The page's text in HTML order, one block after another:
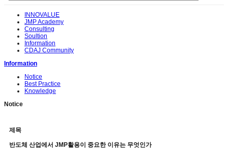
INNOVALUE
JMP Academy
Consulting
Soultion
Information
CDAJ Community
Information
Notice
Best Practice
Knowledge
Notice
제목
반도체 산업에서 JMP활용이 중요한 이유는 무엇인가